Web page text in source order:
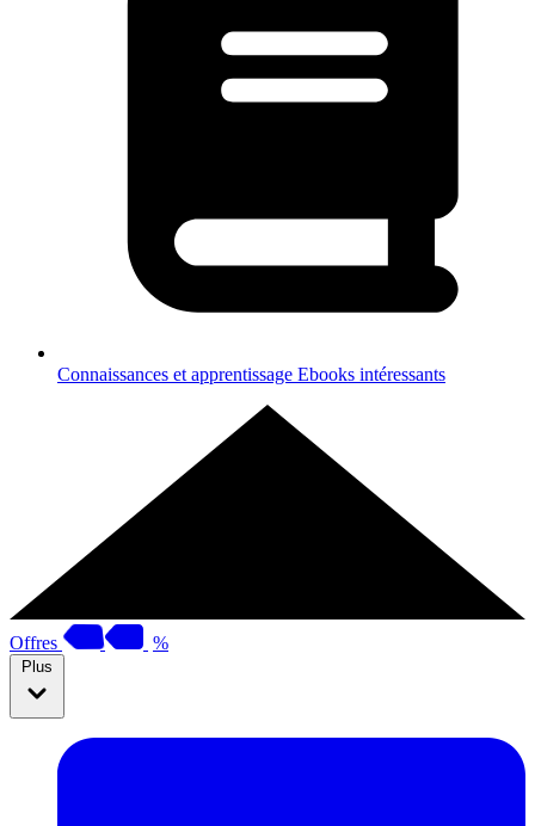
Connaissances et apprentissage Ebooks intéressants
Offres %
Plus